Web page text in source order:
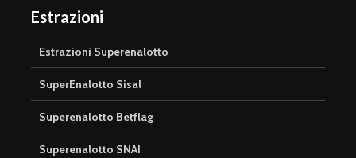
Estrazioni
Estrazioni Superenalotto
SuperEnalotto Sisal
Superenalotto Betflag
Superenalotto SNAI